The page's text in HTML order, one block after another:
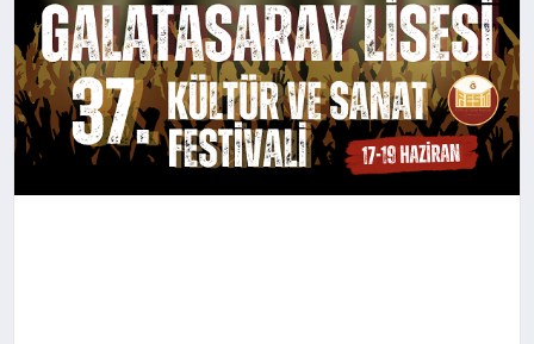
TEKNOLOJI
YAŞAM
MALATYA HABERLERI